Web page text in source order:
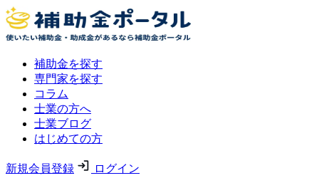
補助金を探す
専門家を探す
コラム
士業の方へ
士業ブログ
はじめての方
新規会員登録 ログイン